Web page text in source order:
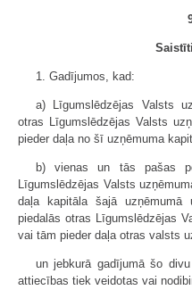
1. Gadījumos, kad:
a) Līgumslēdzējas Valsts
otras Līgumslēdzējas Valsts
pieder daļa no šī uzņēmuma
b) vienas un tās pašas
Līgumslēdzējas Valsts
daļa kapitāla šajā
piedalās otras Līgumslēdzējas
vai tām pieder daļa otras valsts
un jebkurā gadījumā šo
attiecības tiek veidotas vai